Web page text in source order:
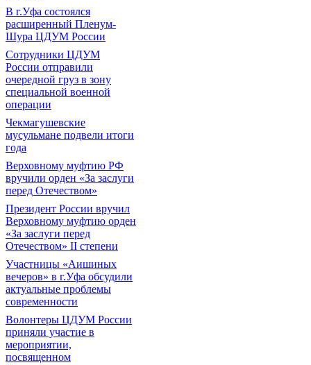
В г.Уфа состоялся
расширенный Пленум-
Шура ЦДУМ России
Сотрудники ЦДУМ
России отправили
очередной груз в зону
специальной военной
операции
Чекмагушевские
мусульмане подвели итоги
года
Верховному муфтию РФ
вручили орден «За заслуги
перед Отечеством»
Президент России вручил
Верховному муфтию орден
«За заслуги перед
Отечеством» II степени
Участницы «Аишиных
вечеров» в г.Уфа обсудили
актуальные проблемы
современности
Волонтеры ЦДУМ России
приняли участие в
мероприятии,
посвященном